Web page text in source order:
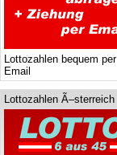
Lottozahlen bequem per
Email
Lottozahlen Ã–sterreich